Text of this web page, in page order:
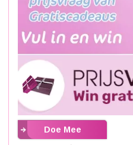
Doe Mee